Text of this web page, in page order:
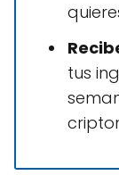
tus